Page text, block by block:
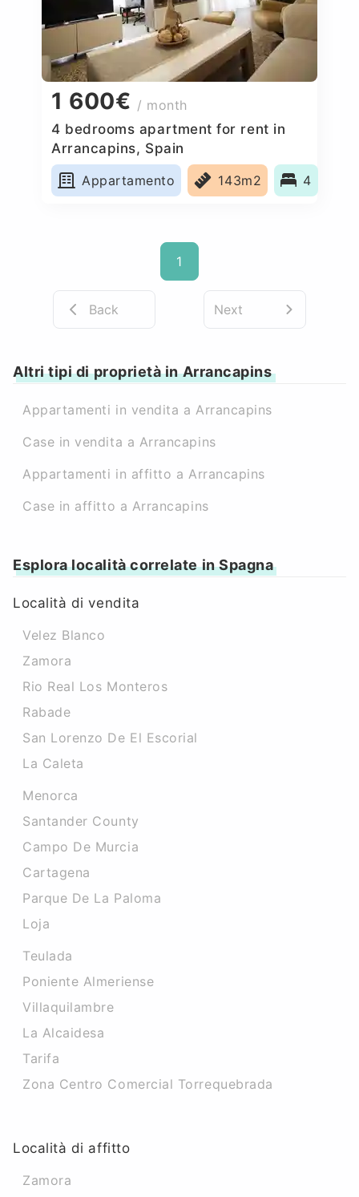
1 600€ / month
4 bedrooms apartment for rent in
Arrancapins, Spain
Appartamento
143m2 4
1
Back Next
Altri tipi di proprietà in Arrancapins
Appartamenti in vendita a Arrancapins
Case in vendita a Arrancapins
Appartamenti in affitto a Arrancapins
Case in affitto a Arrancapins
Esplora località correlate in Spagna
Località di vendita
Velez Blanco
Zamora
Rio Real Los Monteros
Rabade
San Lorenzo De El Escorial
La Caleta
Menorca
Santander County
Campo De Murcia
Cartagena
Parque De La Paloma
Loja
Teulada
Poniente Almeriense
Villaquilambre
La Alcaidesa
Tarifa
Zona Centro Comercial Torrequebrada
Località di affitto
Zamora